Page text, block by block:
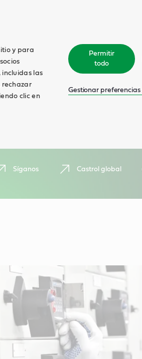
y para
incluidas las
rechazar
clic en
Permitir
todo
Gestionar preferencias
Síganos Castrol global